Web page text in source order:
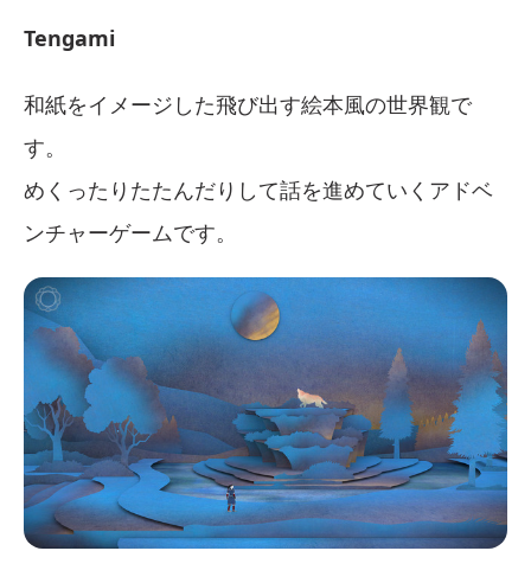
Tengami
和紙をイメージした飛び出す絵本風の世界観で
す。
めくったりたたんだりして話を進めていくアドベ
ンチャーゲームです。